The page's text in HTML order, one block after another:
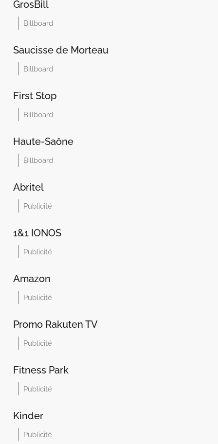
GrosBill
Billboard
Saucisse de Morteau
Billboard
First Stop
Billboard
Haute-Saône
Billboard
Abritel
Publicité
1&1 IONOS
Publicité
Amazon
Publicité
Promo Rakuten TV
Publicité
Fitness Park
Publicité
Kinder
Publicité